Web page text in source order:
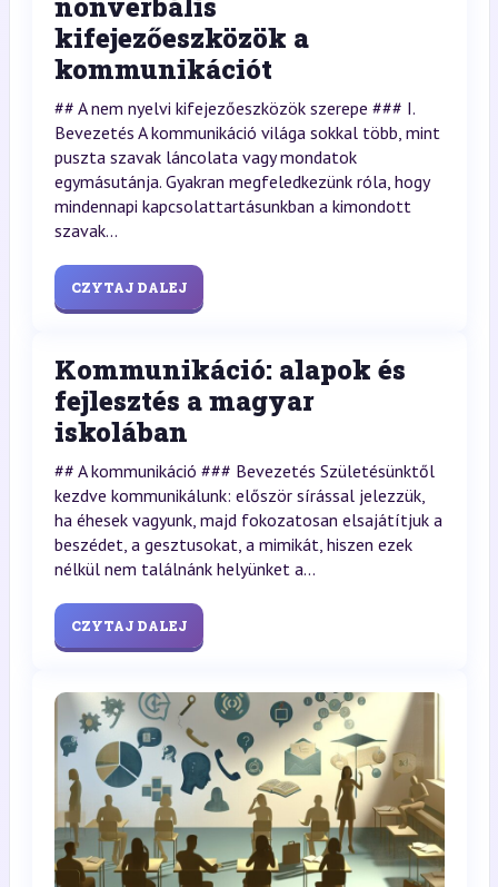
kifejezőeszközök a
kommunikációt
## A nem nyelvi kifejezőeszközök szerepe ### I.
Bevezetés A kommunikáció világa sokkal több, mint
puszta szavak láncolata vagy mondatok
egymásutánja. Gyakran megfeledkezünk róla, hogy
mindennapi kapcsolattartásunkban a kimondott
szavak...
CZYTAJ DALEJ
Kommunikáció: alapok és
fejlesztés a magyar
iskolában
## A kommunikáció ### Bevezetés Születésünktől
kezdve kommunikálunk: először sírással jelezzük,
ha éhesek vagyunk, majd fokozatosan elsajátítjuk a
beszédet, a gesztusokat, a mimikát, hiszen ezek
nélkül nem találnánk helyünket a...
CZYTAJ DALEJ